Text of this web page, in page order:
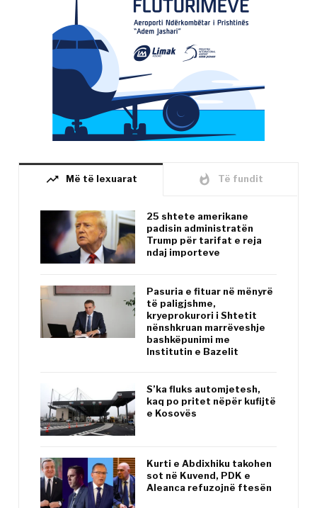
trending_up Më të lexuarat whatshot Të fundit
25 shtete amerikane
padisin administratën
Trump për tarifat e reja
ndaj importeve
Pasuria e fituar në mënyrë
të paligjshme,
kryeprokurori i Shtetit
nënshkruan marrëveshje
bashkëpunimi me
Institutin e Bazelit
S’ka fluks automjetesh,
kaq po pritet nëpër kufijtë
e Kosovës
Kurti e Abdixhiku takohen
sot në Kuvend, PDK e
Aleanca refuzojnë ftesën